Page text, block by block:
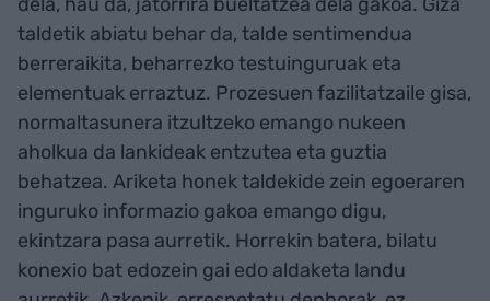
taldetik abiatu behar da, talde sentimendua
berreraikita, beharrezko testuinguruak eta
elementuak erraztuz. Prozesuen fazilitatzaile gisa,
normaltasunera itzultzeko emango nukeen
aholkua da lankideak entzutea eta guztia
behatzea. Ariketa honek taldekide zein egoeraren
inguruko informazio gakoa emango digu,
ekintzara pasa aurretik. Horrekin batera, bilatu
konexio bat edozein gai edo aldaketa landu